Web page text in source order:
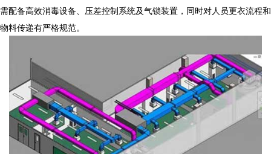
需配备高效消毒设备、压差控制系统及气锁装置，同时对人员更衣流程和
物料传递有严格规范。